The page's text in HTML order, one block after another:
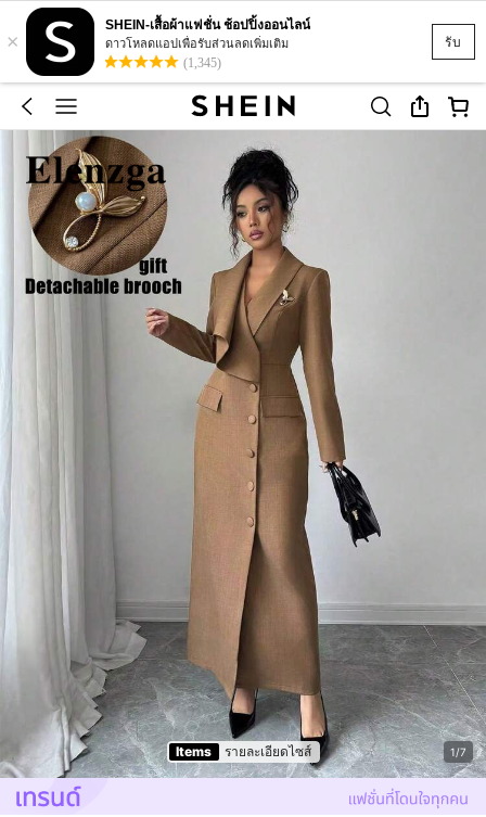
รับ
×
SHEIN-เสื้อผ้าแฟชั่น ช้อปปิ้งออนไลน์
ดาวโหลดแอปเพื่อรับส่วนลดเพิ่มเติม
(1,345)
Items รายละเอียดไซส์ 1/7